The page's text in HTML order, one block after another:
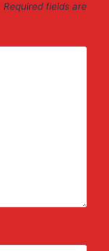
Required fields are